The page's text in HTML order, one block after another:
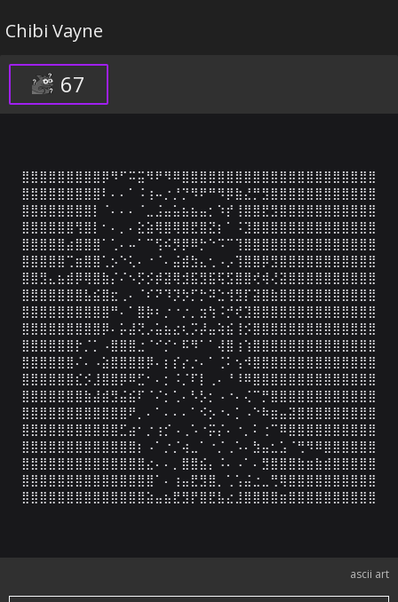
Chibi Vayne
67
⣿⣿⣿⣿⣿⣿⣿⣿⣿⡿⠻⠋⠭⣭⠻⠟⠻⠿⣿⣿⣿⣿⣿⣿⣿⣿⣿⣿⣿⣿⣿⣿⣿⣿⣿⣿⣿⣿⣿⣿
⣿⣿⣿⣿⣿⣿⣿⣿⣿⠇⠄⠄⠁⠨⢰⠤⡐⡘⡙⠻⠟⠛⠻⡿⣷⣜⡛⣻⣿⣿⣿⣿⣿⣿⣿⣿⣿⣿⣿⣿
⣿⣿⣿⣿⣿⣿⣿⣿⡇⠈⠄⠄⠄⠈⣀⣨⣤⣥⣦⣦⣤⡂⠱⡞⢸⣿⣿⣟⣻⣿⣿⣿⣿⣿⣿⣿⣿⣿⣿⣿
⣿⣿⣿⣿⣿⣿⢻⣿⡇⠂⠄⡀⠄⣕⣵⢿⣿⢿⣿⣟⣿⣝⡆⠁⠨⣹⣿⣿⣿⣿⣿⣿⣿⣿⣿⣿⣿⣿⣿⣿
⣿⣿⣿⣿⣿⣴⣿⣿⣿⠁⢁⠄⠤⠁⠉⢫⠮⡻⡿⠿⡓⠑⠩⠉⢹⣿⣿⣿⣿⣿⣿⣿⣿⣿⣿⣿⣿⣿⣿⣿
⣿⣿⣿⣿⣿⢉⣶⣿⣿⢁⡢⠑⢅⠄⠐⠈⠄⣬⣾⣳⣄⢂⠠⡠⢹⣿⣿⡿⣻⣿⣿⣿⣿⣿⣿⣿⣿⣿⣿⣿
⣿⣿⣻⣄⣦⣾⡿⢿⣿⣷⡌⠌⠢⡫⡪⡾⣽⢿⣺⣯⣻⣯⢯⣫⣿⣿⢞⢾⢜⣽⣿⣿⣿⣿⣿⣿⣿⣿⣿⣿
⣿⣿⣿⣿⣿⣿⣿⣧⣮⣿⣖⢀⠄⠈⠎⠝⠹⡹⡳⡋⡓⠽⣑⢺⣻⡏⣽⣿⣷⣿⣿⣿⣿⣿⣿⣿⣿⣿⣿⣿
⣿⣿⣿⣿⣿⣿⣿⣿⣿⣿⠛⠄⠁⣿⡷⠆⡐⠐⡐⡀⣲⢳⠨⡚⢞⣹⣿⣿⣿⣿⣿⣿⣿⣿⣿⣿⣿⣿⣿⣿
⣿⣿⣿⣿⣿⣿⣿⣿⣿⡿⠄⡥⣼⢝⡠⣥⣦⣔⢆⡩⡼⣤⢵⣮⢸⡪⣿⣿⣿⣿⣿⣿⣿⣿⣿⣿⣿⣿⣿⣿
⣿⣿⣿⣿⣿⣿⡗⡈⡁⠠⣿⣿⣿⣐⠈⠊⡊⠂⠯⠻⠁⠁⢼⣿⢰⢱⣿⣿⣿⣿⣿⣿⣿⣿⣿⣿⣿⣿⣿⣿
⣿⣿⣿⣿⣿⣿⠌⠄⠠⣵⣿⣿⣿⣿⡿⠄⡆⡎⡔⡐⠄⠁⢈⠅⢢⠺⣿⣿⣿⣿⣿⣿⣿⣿⣿⣿⣿⣿⣿⣿
⣿⣿⣿⣿⣿⣿⣎⡪⣸⣿⣿⡿⠿⣋⠂⠄⡂⠨⡈⠏⡇⢀⠄⠘⠸⠿⣿⣿⣿⣿⣿⣿⣿⣿⣿⣿⣿⣿⣿⣿
⣿⣿⣿⣿⣿⣿⣿⣷⣼⣾⣻⣬⣮⠏⠈⠌⡂⢁⠄⠣⡣⡂⠠⠐⠄⢌⠉⡛⣿⣿⣿⣿⣿⣿⣿⣿⣿⣿⣿⣿
⣿⣿⣿⣿⣿⣿⣿⣿⣿⣿⣿⣿⠟⡀⠄⠁⠄⠄⠄⠁⠪⡢⠐⠄⡁⠠⠑⠷⣶⣤⣽⣿⣿⣿⣿⣿⣿⣿⣿⣿
⣿⣿⣿⣿⣿⣿⣿⣿⣿⣿⣿⣋⣴⠂⡐⢰⡊⠠⢀⠡⠐⡭⡌⠄⠐⡀⠅⢐⠉⠿⣿⣿⣿⣿⣿⣿⣿⣿⣿⣿
⣿⣿⣿⣿⣿⣿⣿⣿⣿⣿⣿⣿⣿⡆⠠⠁⡐⡈⢴⣀⠁⠐⡈⢀⠡⠄⣳⣤⣂⣡⠈⢛⠻⠿⣿⣿⣿⣿⣿⣿
⣿⣿⣿⣿⣿⣿⣿⣿⣿⣿⣿⣿⣿⣿⣔⠄⠄⡀⣿⣿⣮⡄⠨⠄⠠⠁⠄⣻⣿⣿⣿⣷⣶⣷⣾⣿⣿⣿⣿⣿
⣿⣿⣿⣿⣿⣿⣿⣿⣿⣿⣿⣿⣿⣿⣿⠁⠄⢰⣤⣟⣻⣿⡀⢁⢡⣬⣐⣀⢛⢿⣿⣿⣿⣿⣿⣿⣿⣿⣿⣿
⣿⣿⣿⣿⣿⣿⣿⣿⣿⣿⣿⣿⣿⣿⣵⣤⣦⣟⣻⡟⣿⣟⣧⣔⣸⣿⣿⣿⣿⣶⣿⣿⣿⣿⣿⣿⣿⣿⣿⣿
ascii art